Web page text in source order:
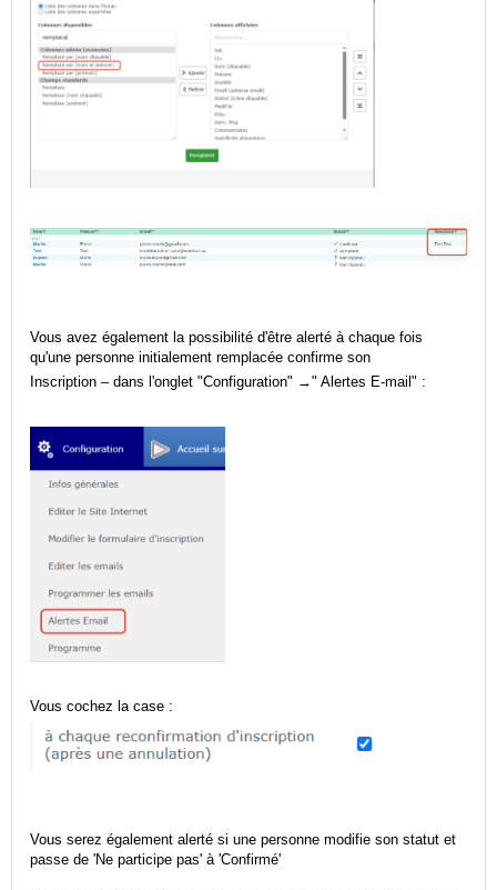
Vous avez également la possibilité d'être alerté à chaque fois
qu'une personne initialement remplacée confirme son
Inscription – dans l'onglet "Configuration" →" Alertes E-mail" :
Vous cochez la case :
Vous serez également alerté si une personne modifie son statut et
passe de 'Ne participe pas' à 'Confirmé'